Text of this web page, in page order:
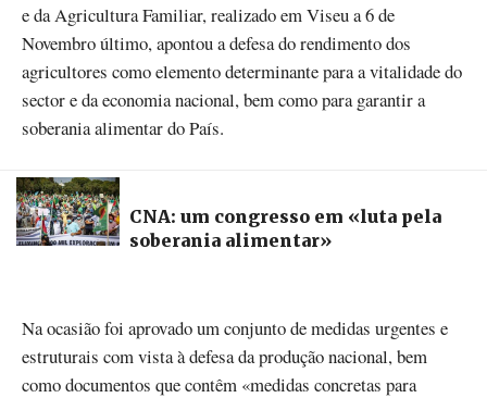
e da Agricultura Familiar, realizado em Viseu a 6 de
Novembro último, apontou a defesa do rendimento dos
agricultores como elemento determinante para a vitalidade do
sector e da economia nacional, bem como para garantir a
soberania alimentar do País.
CNA: um congresso em «luta pela
soberania alimentar»
Na ocasião foi aprovado um conjunto de medidas urgentes e
estruturais com vista à defesa da produção nacional, bem
como documentos que contêm «medidas concretas para